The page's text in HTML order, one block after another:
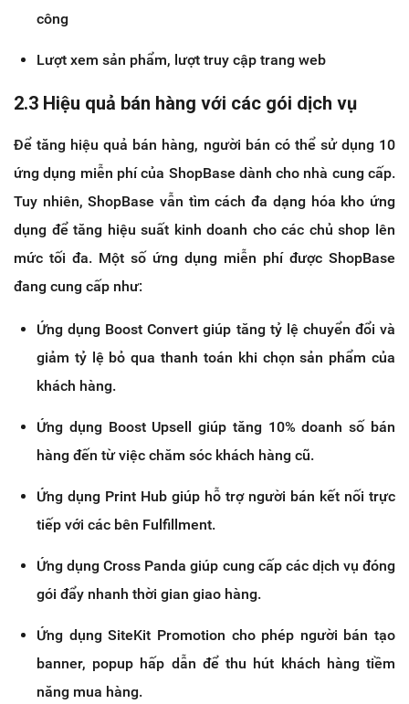
công
Lượt xem sản phẩm, lượt truy cập trang web
2.3 Hiệu quả bán hàng với các gói dịch vụ
Để tăng hiệu quả bán hàng, người bán có thể sử dụng 10
ứng dụng miễn phí của ShopBase dành cho nhà cung cấp.
Tuy nhiên, ShopBase vẫn tìm cách đa dạng hóa kho ứng
dụng để tăng hiệu suất kinh doanh cho các chủ shop lên
mức tối đa. Một số ứng dụng miễn phí được ShopBase
đang cung cấp như:
Ứng dụng Boost Convert giúp tăng tỷ lệ chuyển đổi và
giảm tỷ lệ bỏ qua thanh toán khi chọn sản phẩm của
khách hàng.
Ứng dụng Boost Upsell giúp tăng 10% doanh số bán
hàng đến từ việc chăm sóc khách hàng cũ.
Ứng dụng Print Hub giúp hỗ trợ người bán kết nối trực
tiếp với các bên Fulfillment.
Ứng dụng Cross Panda giúp cung cấp các dịch vụ đóng
gói đẩy nhanh thời gian giao hàng.
Ứng dụng SiteKit Promotion cho phép người bán tạo
banner, popup hấp dẫn để thu hút khách hàng tiềm
năng mua hàng.